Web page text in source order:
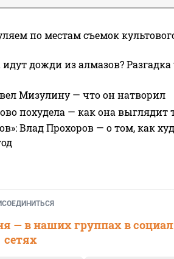
по местам съемок
дожди из алмазов?
Мизулину — что он натворил
похудела — как она выглядит
Влад Прохоров — о том, как
— в наших группах в
сетях